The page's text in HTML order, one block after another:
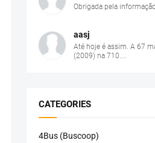
Obrigada pela
aasj
Até hoje é assim. A 67
(2009) na 710....
CATEGORIES
4Bus (Buscoop)